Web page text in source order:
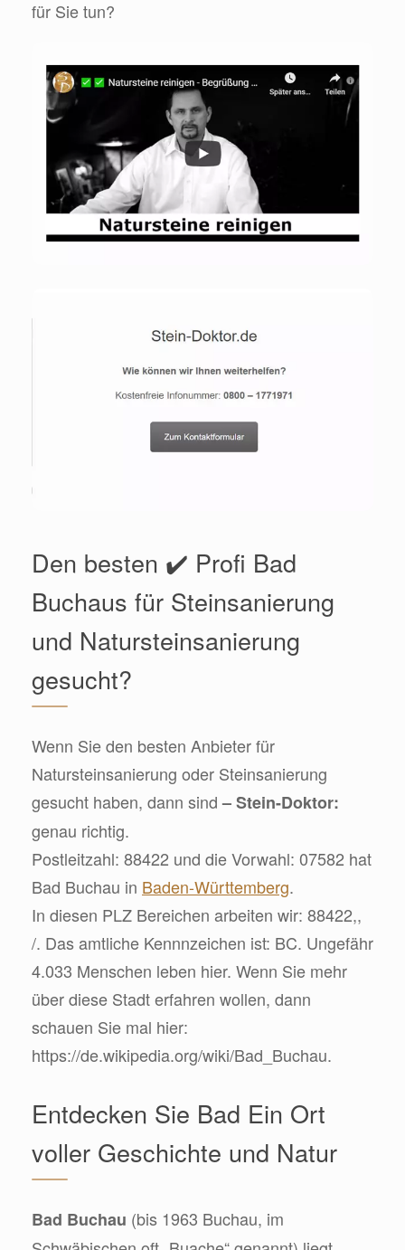
für Sie tun?
Den besten ✔️ Profi Bad
Buchaus für Steinsanierung
und Natursteinsanierung
gesucht?
Wenn Sie den besten Anbieter für
Natursteinsanierung oder Steinsanierung
gesucht haben, dann sind– Stein-Doktor:
genau richtig.
Postleitzahl: 88422 und die Vorwahl: 07582 hat
Bad Buchau in Baden-Württemberg.
In diesen PLZ Bereichen arbeiten wir: 88422,,
/. Das amtliche Kennnzeichen ist: BC. Ungefähr
4.033 Menschen leben hier. Wenn Sie mehr
über diese Stadt erfahren wollen, dann
schauen Sie mal hier:
https://de.wikipedia.org/wiki/Bad_Buchau.
Entdecken Sie Bad Ein Ort
voller Geschichte und Natur
Bad Buchau (bis 1963 Buchau, im